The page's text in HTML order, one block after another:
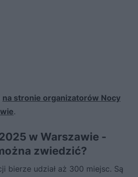
na stronie organizatorów Nocy
.
w Warszawie -
zwiedzić?
bierze udział aż 300 miejsc. Są